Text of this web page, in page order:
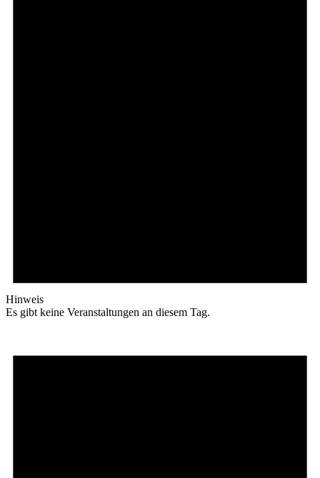
Hinweis
Es gibt keine Veranstaltungen an diesem Tag.